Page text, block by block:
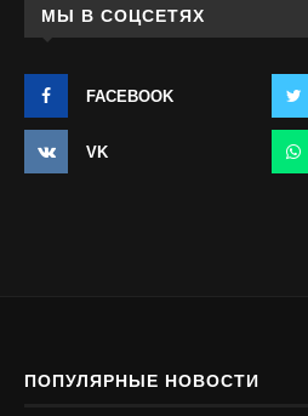
МЫ В СОЦСЕТЯХ
FACEBOOK
VK
ПОПУЛЯРНЫЕ НОВОСТИ